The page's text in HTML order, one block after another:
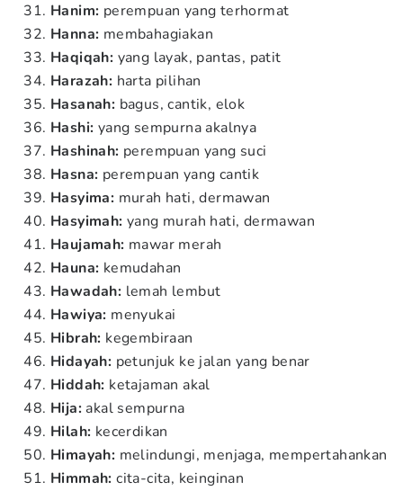
Hanim: perempuan yang terhormat
Hanna: membahagiakan
Haqiqah: yang layak, pantas, patit
Harazah: harta pilihan
Hasanah: bagus, cantik, elok
Hashi: yang sempurna akalnya
Hashinah: perempuan yang suci
Hasna: perempuan yang cantik
Hasyima: murah hati, dermawan
Hasyimah: yang murah hati, dermawan
Haujamah: mawar merah
Hauna: kemudahan
Hawadah: lemah lembut
Hawiya: menyukai
Hibrah: kegembiraan
Hidayah: petunjuk ke jalan yang benar
Hiddah: ketajaman akal
Hija: akal sempurna
Hilah: kecerdikan
Himayah: melindungi, menjaga, mempertahankan
Himmah: cita-cita, keinginan